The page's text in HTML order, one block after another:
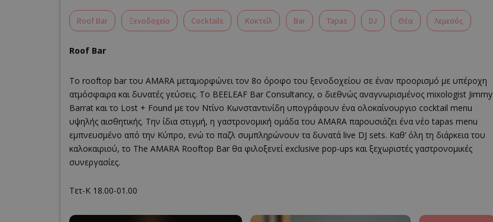
Roof Bar Ξενοδοχείο Cocktails Κοκτείλ Bar Tapas DJ Θέα Λεμεσός
Roof Bar
Το rooftop bar του AMARA μεταμορφώνει τον 8ο όροφο του ξενοδοχείου σε έναν προορισμό με υπέροχη
ατμόσφαιρα και δυνατές γεύσεις. Το BEELEAF Bar Consultancy, ο διεθνώς αναγνωρισμένος mixologist Jimmy
Barrat και το Lost + Found με τον Ντίνο Κωνσταντινίδη υπογράφουν ένα ολοκαίνουργιο cocktail menu
υψηλής αισθητικής. Την ίδια στιγμή, η γαστρονομική ομάδα του AMARA παρουσιάζει ένα νέο tapas menu
εμπνευσμένο από την Κύπρο, ενώ το παζλ συμπληρώνουν τα δυνατά live DJ sets. Καθ’ όλη τη διάρκεια του
καλοκαιριού, το The AMARA Rooftop Bar θα φιλοξενεί exclusive pop-ups και ξεχωριστές γαστρονομικές
συνεργασίες.
Τετ-Κ 18.00-01.00